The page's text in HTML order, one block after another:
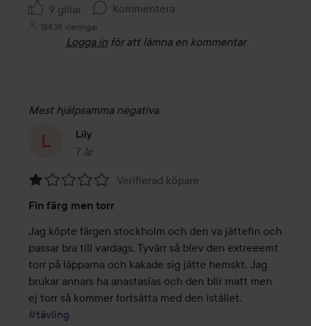
9 gillar Kommentera
18438 visningar
Logga in för att lämna en kommentar
Mest hjälpsamma negativa
Lily
7 år
Inlägget skapades 7 år
1
av
5
Verifierad köpare
Fin färg men torr
Jag köpte färgen stockholm och den va jättefin och
passar bra till vardags. Tyvärr så blev den extreeemt
torr på läpparna och kakade sig jätte hemskt. Jag
brukar annars ha anastasias och den blir matt men
#tävling